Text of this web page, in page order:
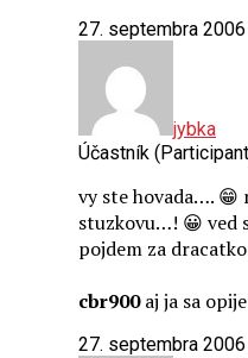
27. septembra
jybka
Účastník
vy ste hovada…. 😁
stuzkovu…! 😀 ved
pojdem za
cbr900aj ja sa
27. septembra